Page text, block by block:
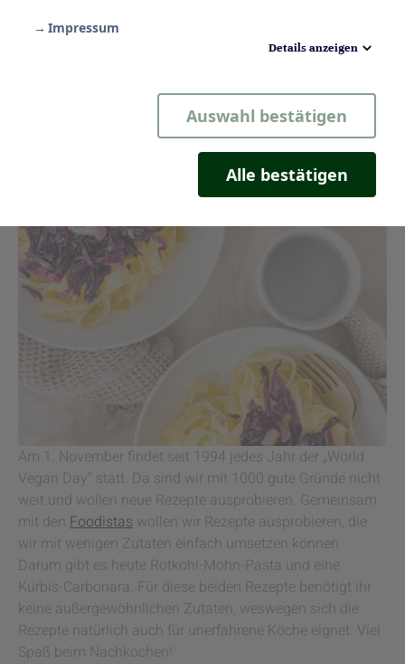
Impressum
Details anzeigen
Auswahl bestätigen
Alle bestätigen
Am 1. November findet seit 1994 jedes Jahr der „World
Vegan Day“ statt. Da sind wir mit 1000 gute Gründe nicht
weit und wollen neue Rezepte ausprobieren. Gemeinsam
mit den Foodistas wollen wir Rezepte ausprobieren, die
wir mit wenigen Zutaten einfach umsetzen können.
Darum gibt es heute Rotkohl-Mohn-Pasta und eine
Kürbis-Carbonara. Für diese beiden Rezepte benötigt ihr
keine außergewöhnlichen Zutaten, weswegen sich die
Rezepte natürlich auch für unerfahrene Köche eignet. Viel
Spaß beim Nachkochen!